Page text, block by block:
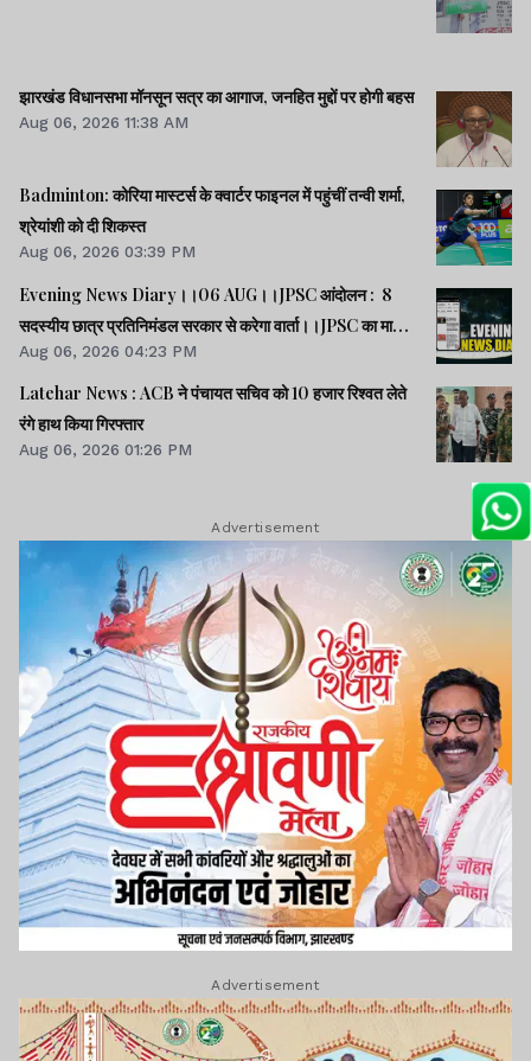
झारखंड विधानसभा मॉनसून सत्र का आगाज, जनहित मुद्दों पर होगी बहस
Aug 06, 2026 11:38 AM
Badminton: कोरिया मास्टर्स के क्वार्टर फाइनल में पहुंचीं तन्वी शर्मा,
श्रेयांशी को दी शिकस्त
Aug 06, 2026 03:39 PM
Evening News Diary।।06 AUG।।JPSC आंदोलन : 8
सदस्यीय छात्र प्रतिनिमंडल सरकार से करेगा वार्ता।।JPSC का मामला
पेपर लीक का नहीं, बैक डोर से गलत नियुक्ति का है : किशोर।।BPSC
AEDO पेपर लीक : BARC का कर्मी रौशन अरेस्ट।।समेत कई खबरें
व वीडियो।।
Aug 06, 2026 04:23 PM
Latehar News : ACB ने पंचायत सचिव को 10 हजार रिश्वत लेते
रंगे हाथ किया गिरफ्तार
Aug 06, 2026 01:26 PM
Advertisement
Advertisement